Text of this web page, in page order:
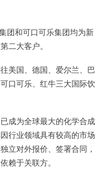
团和可口可乐集团均为新
二大客户。
美国、德国、爱尔兰、巴
口可乐、红牛三大国际饮
成为全球最大的化学合成
行业领域具有较高的市场
立对外报价、签署合同，
赖于关联方。